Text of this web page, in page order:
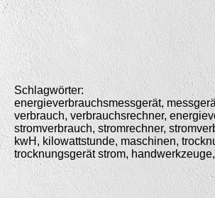
Schlagwörter:
energieverbrauchsmessgerät,
verbrauch, verbrauchsrechner,
stromverbrauch, stromrechner,
kwH, kilowattstunde, maschinen,
trocknungsgerät strom,